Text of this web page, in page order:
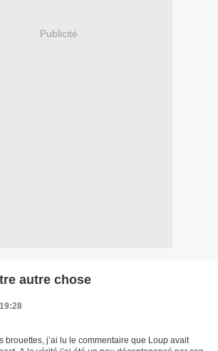
Publicité
autre chose
brouettes, j’ai lu le commentaire que Loup avait